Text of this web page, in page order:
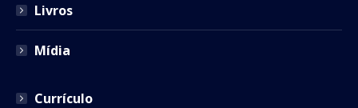
Livros
Mídia
Currículo